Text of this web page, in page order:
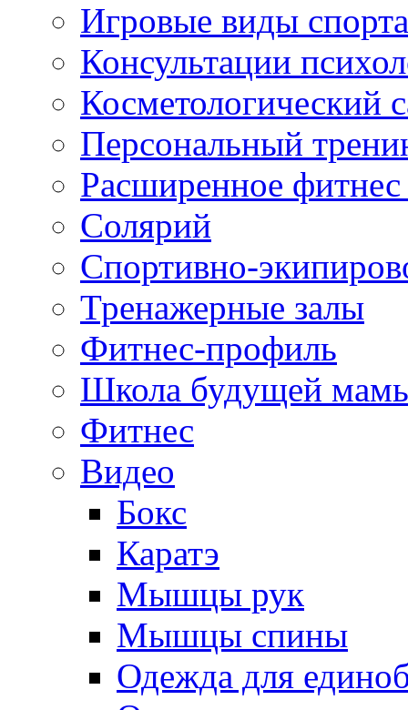
Игровые виды спорта
Консультации
Косметологический
Персональный
Расширенное фитнес
Солярий
Спортивно-
Тренажерные залы
Фитнес-профиль
Школа будущей
Фитнес
Видео
Бокс
Каратэ
Мышцы рук
Мышцы спины
Одежда для